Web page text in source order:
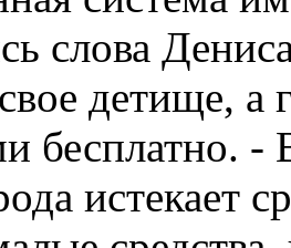
слова
детище, а
бесплатно. -
истекает